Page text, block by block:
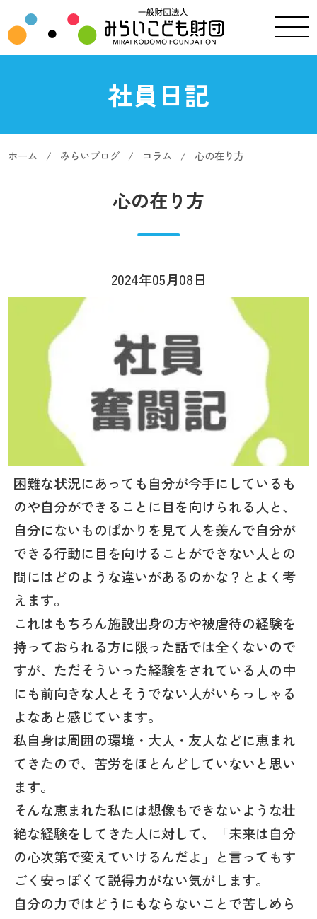
社員日記
ホーム みらいブログ コラム 心の在り方
心の在り方
2024年05月08日
困難な状況にあっても自分が今手にしているも
のや自分ができることに目を向けられる人と、
自分にないものばかりを見て人を羨んで自分が
できる行動に目を向けることができない人との
間にはどのような違いがあるのかな？とよく考
えます。
これはもちろん施設出身の方や被虐待の経験を
持っておられる方に限った話では全くないので
すが、ただそういった経験をされている人の中
にも前向きな人とそうでない人がいらっしゃる
よなあと感じています。
私自身は周囲の環境・大人・友人などに恵まれ
てきたので、苦労をほとんどしていないと思い
ます。
そんな恵まれた私には想像もできないような壮
絶な経験をしてきた人に対して、「未来は自分
の心次第で変えていけるんだよ」と言ってもす
ごく安っぽくて説得力がない気がします。
自分の力ではどうにもならないことで苦しめら